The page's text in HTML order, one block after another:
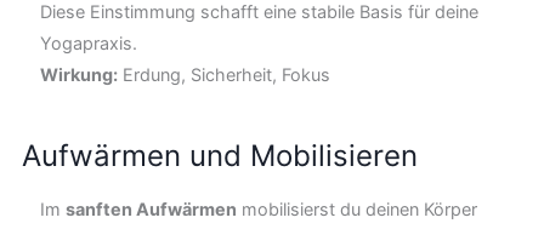
Diese Einstimmung schafft eine stabile Basis für deine
Yogapraxis.
Wirkung: Erdung, Sicherheit, Fokus
Aufwärmen und Mobilisieren
Imsanften Aufwärmen mobilisierst du deinen Körper